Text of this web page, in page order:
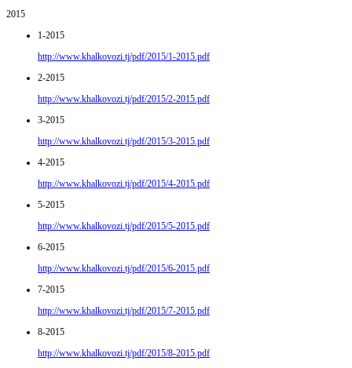
2015
1-2015
http://www.khalkovozi.tj/pdf/2015/1-2015.pdf
2-2015
http://www.khalkovozi.tj/pdf/2015/2-2015.pdf
3-2015
http://www.khalkovozi.tj/pdf/2015/3-2015.pdf
4-2015
http://www.khalkovozi.tj/pdf/2015/4-2015.pdf
5-2015
http://www.khalkovozi.tj/pdf/2015/5-2015.pdf
6-2015
http://www.khalkovozi.tj/pdf/2015/6-2015.pdf
7-2015
http://www.khalkovozi.tj/pdf/2015/7-2015.pdf
8-2015
http://www.khalkovozi.tj/pdf/2015/8-2015.pdf